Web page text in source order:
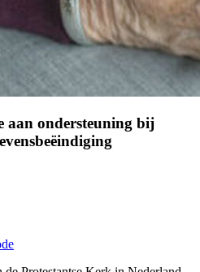
aan ondersteuning bij